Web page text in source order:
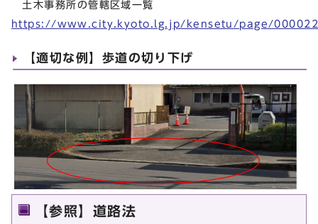
土木事務所の管轄区域一覧
https://www.city.kyoto.lg.jp/kensetu/page/
【適切な例】歩道の切り下げ
【参照】道路法